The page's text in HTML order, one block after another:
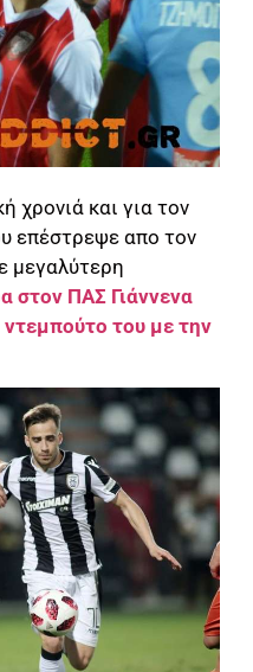
χρονιά και για τον
επέστρεψε απο τον
μεγαλύτερη
στον ΠΑΣ Γιάννενα
ντεμπούτο του με την